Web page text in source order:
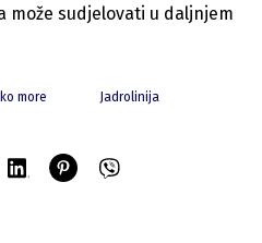
sudjelovati u daljnjem
more Jadrolinija